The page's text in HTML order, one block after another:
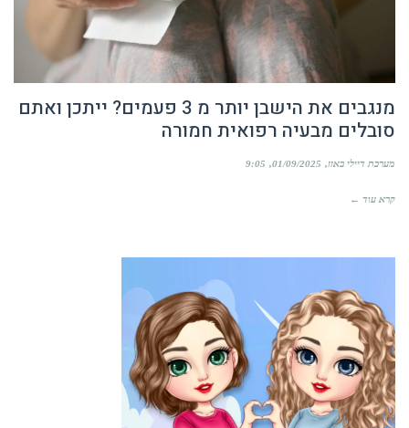
מנגבים את הישבן יותר מ 3 פעמים? ייתכן ואתם
סובלים מבעיה רפואית חמורה
מערכת דיילי באזז 01/09/2025
9:05
קרא עוד ←